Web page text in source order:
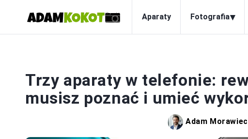
Aparaty Fotografia▾
Trzy aparaty w telefonie:
musisz poznać i umieć
Adam